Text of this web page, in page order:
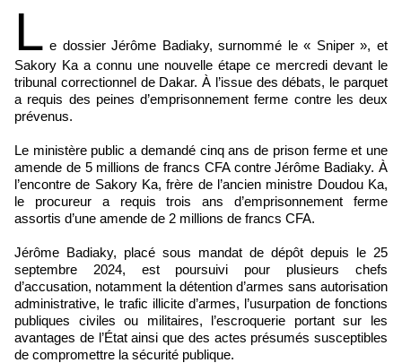
L e dossier Jérôme Badiaky, surnommé le « Sniper », et
Sakory Ka a connu une nouvelle étape ce mercredi devant le
tribunal correctionnel de Dakar. À l’issue des débats, le parquet
a requis des peines d’emprisonnement ferme contre les deux
prévenus.
Le ministère public a demandé cinq ans de prison ferme et une
amende de 5 millions de francs CFA contre Jérôme Badiaky. À
l’encontre de Sakory Ka, frère de l’ancien ministre Doudou Ka,
le procureur a requis trois ans d’emprisonnement ferme
assortis d’une amende de 2 millions de francs CFA.
Jérôme Badiaky, placé sous mandat de dépôt depuis le 25
septembre 2024, est poursuivi pour plusieurs chefs
d’accusation, notamment la détention d’armes sans autorisation
administrative, le trafic illicite d’armes, l’usurpation de fonctions
publiques civiles ou militaires, l’escroquerie portant sur les
avantages de l’État ainsi que des actes présumés susceptibles
de compromettre la sécurité publique.